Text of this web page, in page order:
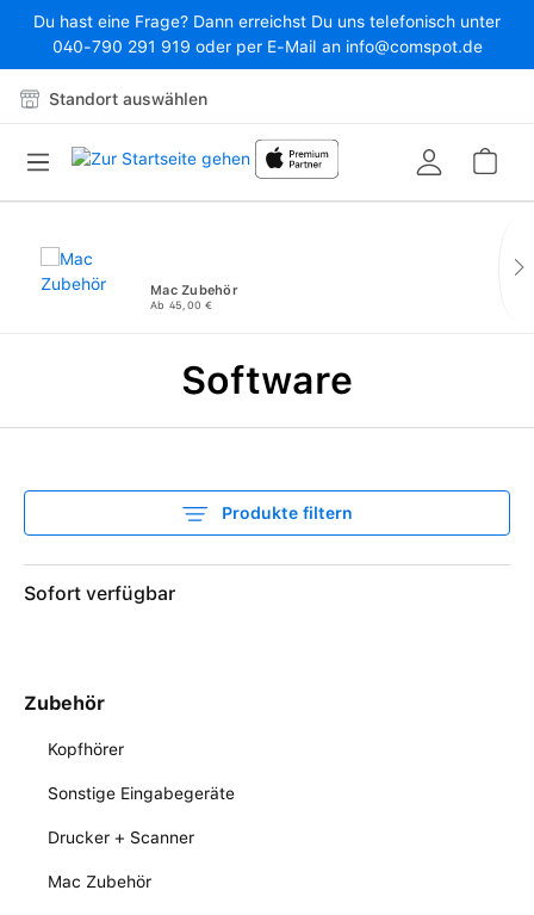
Zum Hauptinhalt springen
Du hast eine Frage? Dann erreichst Du uns telefonisch unter
040-790 291 919 oder per E-Mail an info@comspot.de
Standort auswählen
Mac Zubehör
Ab 45,00 €
Software
Produkte filtern
Sofort verfügbar
Zubehör
Kopfhörer
Sonstige Eingabegeräte
Drucker + Scanner
Mac Zubehör